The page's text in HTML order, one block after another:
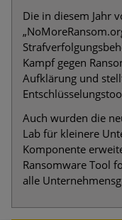
Die in diesem Jahr
Kampf gegen
Aufklärung und
Auch wurden die
Lab für kleinere
Komponente
Ransomware Tool
alle